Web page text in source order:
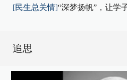
[民生总关情]“深梦扬帆”，让学
追思